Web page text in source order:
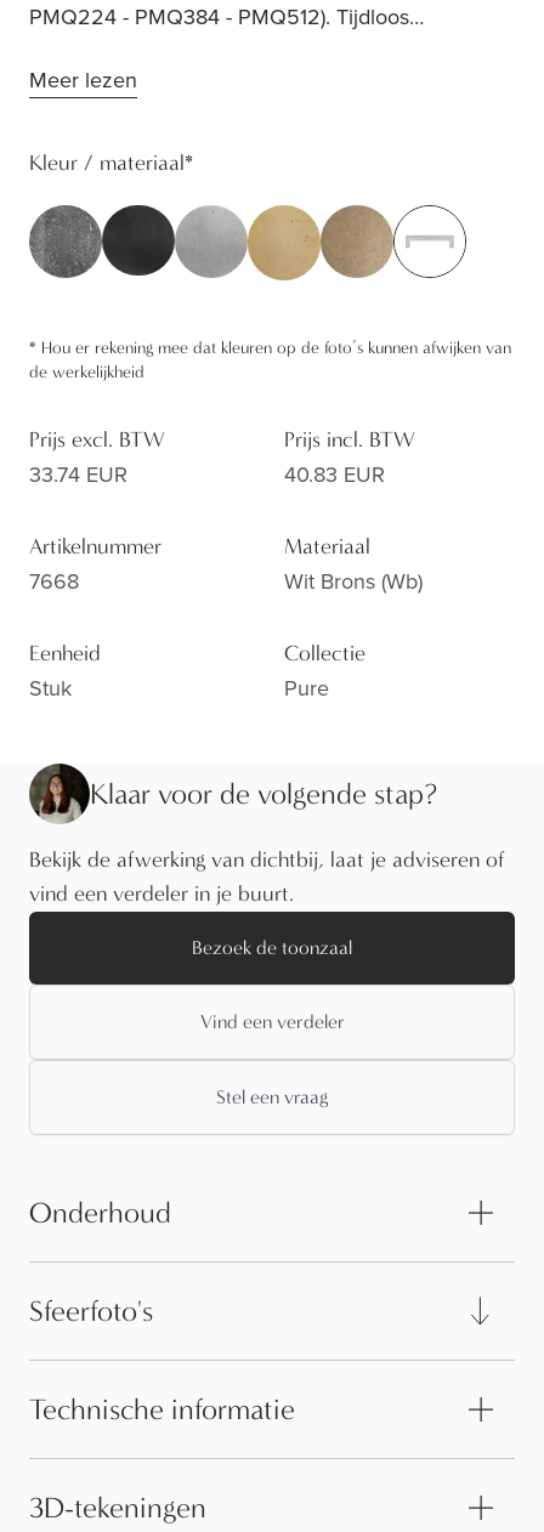
PMQ224 - PMQ384 - PMQ512). Tijdloos
unieke materialen. Een greep die velen weet te
als gerenoveerde authentieke panden. Voor een
modegevoeligheid. Deze is prachtig in combinatie
met de knopjes PQ en deurklink PH1920.
Meer lezen
Kleur / materiaal*
* Hou er rekening mee dat kleuren op de foto’s kunnen afwijken van
de werkelijkheid
Prijs excl. BTW
33.74 EUR
Prijs incl. BTW
40.83 EUR
Artikelnummer
7668
Materiaal
Wit Brons (wb)
Eenheid
Stuk
Collectie
Pure
Klaar voor de volgende stap?
Bekijk de afwerking van dichtbij, laat je adviseren of
vind een verdeler in je buurt.
Bezoek de toonzaal
Vind een verdeler
Stel een vraag
Onderhoud
Sfeerfoto's
Technische informatie
3D-tekeningen